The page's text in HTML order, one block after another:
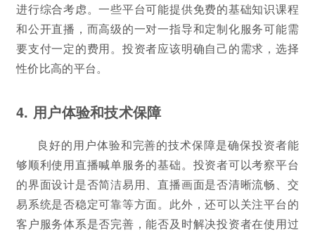
进行综合考虑。一些平台可能提供免费的基础知识课程
和公开直播，而高级的一对一指导和定制化服务可能需
要支付一定的费用。投资者应该明确自己的需求，选择
性价比高的平台。
4. 用户体验和技术保障
良好的用户体验和完善的技术保障是确保投资者能
够顺利使用直播喊单服务的基础。投资者可以考察平台
的界面设计是否简洁易用、直播画面是否清晰流畅、交
易系统是否稳定可靠等方面。此外，还可以关注平台的
客户服务体系是否完善，能否及时解决投资者在使用过